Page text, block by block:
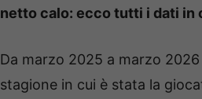
netto calo: ecco tutti i dati in
Da marzo 2025 a marzo
stagione in cui è stata la